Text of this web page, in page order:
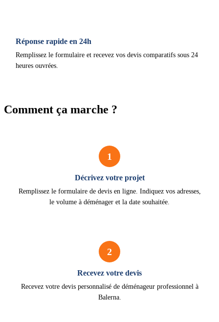
Réponse rapide en 24h
Remplissez le formulaire et recevez vos devis comparatifs sous 24
heures ouvrées.
Comment ça marche ?
1
Décrivez votre projet
Remplissez le formulaire de devis en ligne. Indiquez vos adresses,
le volume à déménager et la date souhaitée.
2
Recevez votre devis
Recevez votre devis personnalisé de déménageur professionnel à
Balerna.